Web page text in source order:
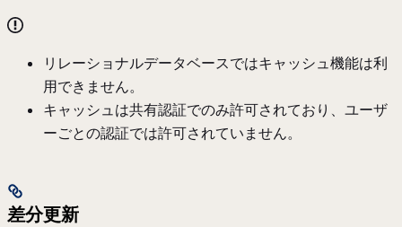
リレーショナルデータベースではキャッシュ機能は利
用できません。
キャッシュは共有認証でのみ許可されており、ユーザ
ーごとの認証では許可されていません。
差分更新